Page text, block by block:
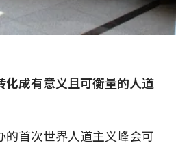
化成有意义且可衡量的人道
首次世界人道主义峰会可